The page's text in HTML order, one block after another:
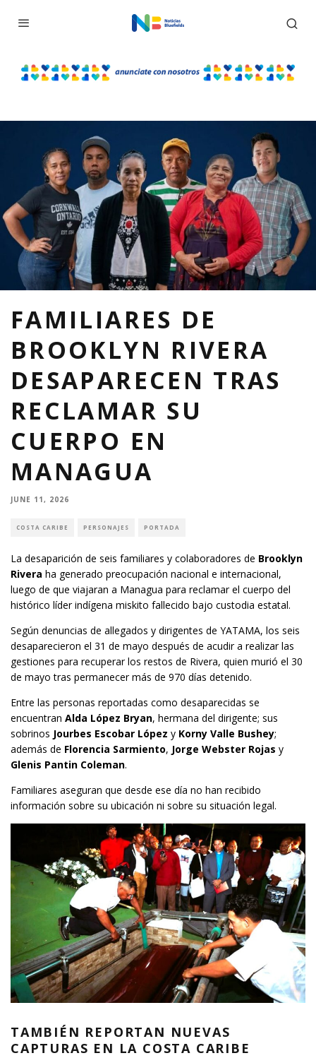
FAMILIARES DE
BROOKLYN RIVERA
DESAPARECEN TRAS
RECLAMAR SU
CUERPO EN
MANAGUA
JUNE 11, 2026
COSTA CARIBE PERSONAJES PORTADA
La desaparición de seis familiares y colaboradores de Brooklyn
Rivera ha generado preocupación nacional e internacional,
luego de que viajaran a Managua para reclamar el cuerpo del
histórico líder indígena miskito fallecido bajo custodia estatal.
Según denuncias de allegados y dirigentes de YATAMA, los seis
desaparecieron el 31 de mayo después de acudir a realizar las
gestiones para recuperar los restos de Rivera, quien murió el 30
de mayo tras permanecer más de 970 días detenido.
Entre las personas reportadas como desaparecidas se
encuentran Alda López Bryan, hermana del dirigente; sus
sobrinos Jourbes Escobar López y Korny Valle Bushey;
además de Florencia Sarmiento, Jorge Webster Rojas y
Glenis Pantin Coleman.
Familiares aseguran que desde ese día no han recibido
información sobre su ubicación ni sobre su situación legal.
TAMBIÉN REPORTAN NUEVAS
CAPTURAS EN LA COSTA CARIBE